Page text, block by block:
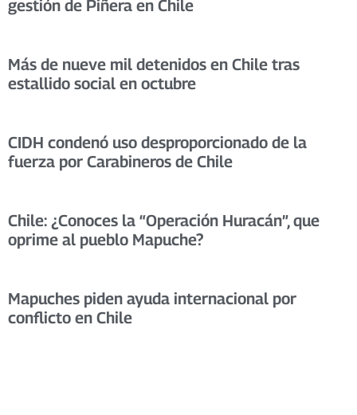
gestión de Piñera en Chile
Más de nueve mil detenidos en Chile tras
estallido social en octubre
CIDH condenó uso desproporcionado de la
fuerza por Carabineros de Chile
Chile: ¿Conoces la “Operación Huracán”, que
oprime al pueblo Mapuche?
Mapuches piden ayuda internacional por
conflicto en Chile